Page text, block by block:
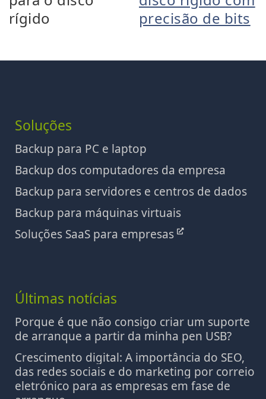
rígido
precisão de bits
Soluções
Backup para PC e laptop
Backup dos computadores da empresa
Backup para servidores e centros de dados
Backup para máquinas virtuais
Soluções SaaS para empresas
Últimas notícias
Porque é que não consigo criar um suporte
de arranque a partir da minha pen USB?
Crescimento digital: A importância do SEO,
das redes sociais e do marketing por correio
eletrónico para as empresas em fase de